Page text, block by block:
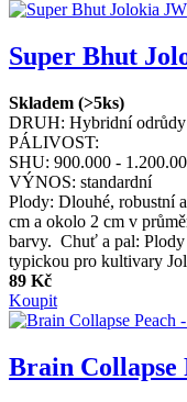
Super Bhut
Skladem (>5ks)
DRUH: Hybridní odrůdy
PÁLIVOST:
SHU: 900.000 -
VÝNOS: standardní
Plody: Dlouhé, robustní
cm a okolo 2 cm v
barvy. Chuť a pal: Plody
typickou pro kultivary
89 Kč
Koupit
Brain Collapse